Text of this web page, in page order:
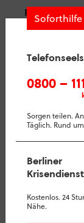
Soforthilfe
0800 –
Sorgen teilen.
Täglich. Rund
Berliner
Krisendienst
Kostenlos. 24
Nähe.
Markus Geißler
EU-
Die
Online-
https://
Unsere E-